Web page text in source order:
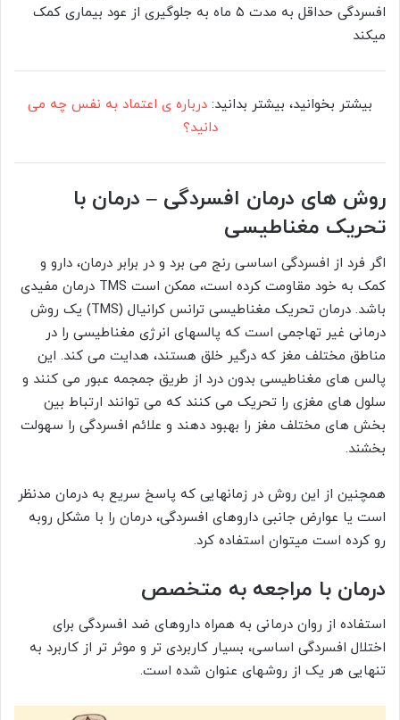
افسردگی حداقل به مدت ۵ ماه به جلوگیری از عود بیماری کمک
میکند
بیشتر بخوانید، بیشتر بدانید: درباره ی اعتماد به نفس چه می
دانید؟
روش های درمان افسردگی – درمان با
تحریک مغناطیسی
اگر فرد از افسردگی اساسی رنج می برد و در برابر درمان، دارو و
کمک به خود مقاومت کرده است، ممکن است TMS درمان مفیدی
باشد. درمان تحریک مغناطیسی ترانس کرانیال (TMS) یک روش
درمانی غیر تهاجمی است که پالسهای انرژی مغناطیسی را در
مناطق مختلف مغز که درگیر خلق هستند، هدایت می کند. این
پالس های مغناطیسی بدون درد از طریق جمجمه عبور می کنند و
سلول های مغزی را تحریک می کنند که می توانند ارتباط بین
بخش های مختلف مغز را بهبود دهند و علائم افسردگی را سهولت
بخشند.
همچنین از این روش در زمانهایی که پاسخ سریع به درمان مدنظر
است یا عوارض جانبی داروهای افسردگی، درمان را با مشکل روبه
رو کرده است میتوان استفاده کرد.
درمان با مراجعه به متخصص
استفاده از روان درمانی به همراه داروهای ضد افسردگی برای
اختلال افسردگی اساسی، بسیار کاربردی تر و موثر تر از کاربرد به
تنهایی هر یک از روشهای عنوان شده است.